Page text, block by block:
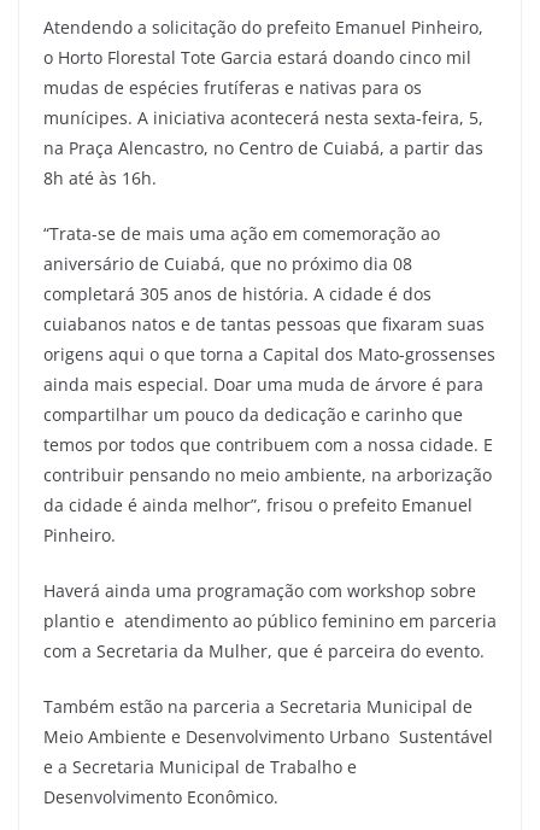
Atendendo a solicitação do prefeito Emanuel Pinheiro,
o Horto Florestal Tote Garcia estará doando cinco mil
mudas de espécies frutíferas e nativas para os
munícipes. A iniciativa acontecerá nesta sexta-feira, 5,
na Praça Alencastro, no Centro de Cuiabá, a partir das
8h até às 16h.
“Trata-se de mais uma ação em comemoração ao
aniversário de Cuiabá, que no próximo dia 08
completará 305 anos de história. A cidade é dos
cuiabanos natos e de tantas pessoas que fixaram suas
origens aqui o que torna a Capital dos Mato-grossenses
ainda mais especial. Doar uma muda de árvore é para
compartilhar um pouco da dedicação e carinho que
temos por todos que contribuem com a nossa cidade. E
contribuir pensando no meio ambiente, na arborização
da cidade é ainda melhor”, frisou o prefeito Emanuel
Pinheiro.
Haverá ainda uma programação com workshop sobre
plantio e atendimento ao público feminino em parceria
com a Secretaria da Mulher, que é parceira do evento.
Também estão na parceria a Secretaria Municipal de
Meio Ambiente e Desenvolvimento Urbano Sustentável
e a Secretaria Municipal de Trabalho e
Desenvolvimento Econômico.